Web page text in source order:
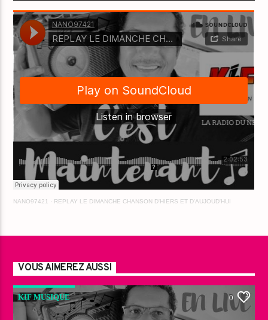
NANO97421 · REPLAY LE DIMANCHE CHANSON D'HIERS ET D'AUJOUD'HUI
VOUS AIMEREZ AUSSI
KIF MUSIQUE 0